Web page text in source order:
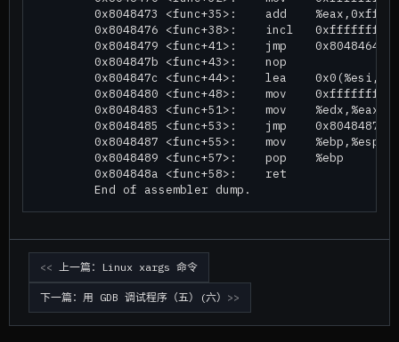
0x8048473 <func+35>:    add
0x8048476 <func+38>:    incl
0x8048479 <func+41>:    jmp    0x8048464
        0x804847b <func+43>:    nop
0x804847c <func+44>:    lea
0x8048480 <func+48>:    mov
        0x8048483 <func+51>:    mov    %edx,%eax
0x8048485 <func+53>:    jmp    0x8048487
        0x8048487 <func+55>:    mov    %ebp,%esp
        0x8048489 <func+57>:    pop    %ebp
        0x804848a <func+58>:    ret
上一篇：Linux xargs 命令
下一篇：用 GDB 调试程序（五）(六）